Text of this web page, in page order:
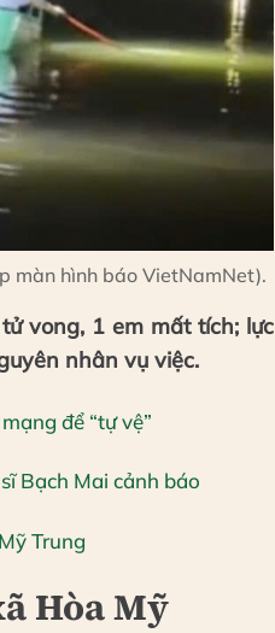
màn hình báo VietNamNet).
vong, 1 em mất tích; lực
nhân vụ việc.
để “tự vệ”
Bạch Mai cảnh báo
Trung
Hòa Mỹ